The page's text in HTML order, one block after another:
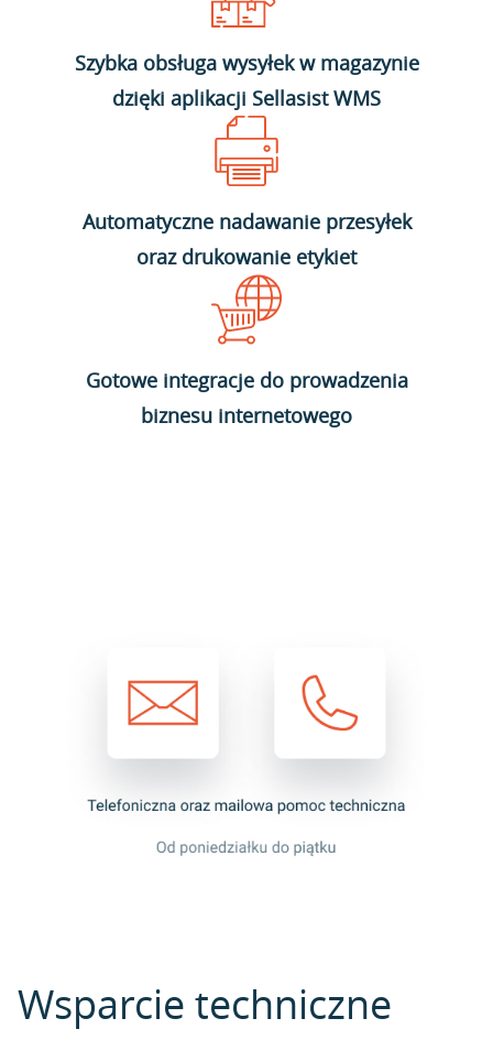
Szybka obsługa wysyłek w magazynie
dzięki aplikacji Sellasist WMS
Automatyczne nadawanie przesyłek
oraz drukowanie etykiet
Gotowe integracje do prowadzenia
biznesu internetowego
Wsparcie techniczne